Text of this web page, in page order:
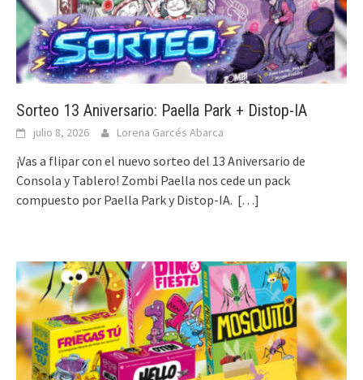
Sorteo 13 Aniversario: Paella Park + Distop-IA
julio 8, 2026 Lorena Garcés Abarca
¡Vas a flipar con el nuevo sorteo del 13 Aniversario de
Consola y Tablero! Zombi Paella nos cede un pack
compuesto por Paella Park y Distop-IA. […]